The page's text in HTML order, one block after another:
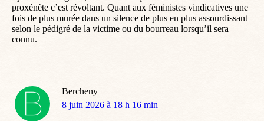
proxénète c’est révoltant. Quant aux féministes vindicatives une
fois de plus murée dans un silence de plus en plus assourdissant
selon le pédigré de la victime ou du bourreau lorsqu’il sera
connu.
Bercheny
dit
8 juin 2026 à 18 h 16 min